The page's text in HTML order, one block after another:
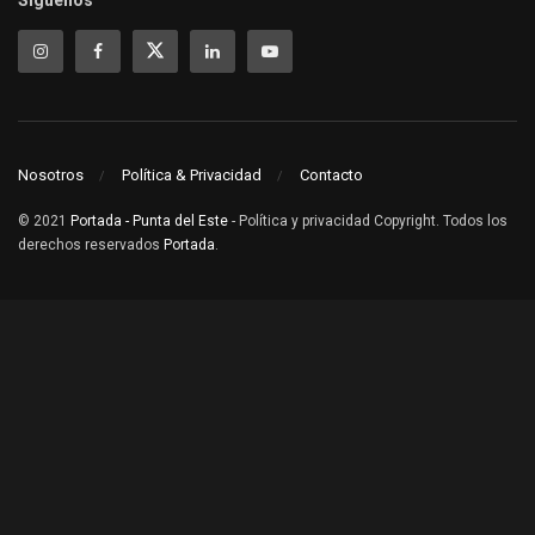
Nosotros Política & Privacidad Contacto
© 2021 Portada - Punta del Este - Política y privacidad Copyright. Todos los
derechos reservados Portada.